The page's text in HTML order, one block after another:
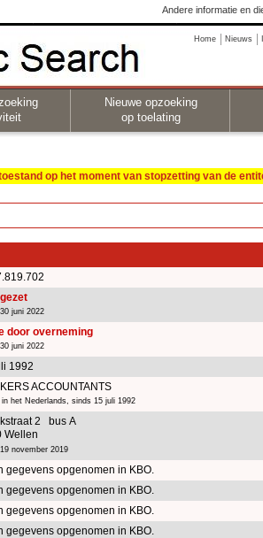
Andere informatie en
Home Nieuws
Nieuwe opzoeking
op toelating
op het moment van stopzetting van de
juni 2022
door overneming
juni 2022
1992
ACCOUNTANTS
in het Nederlands, sinds 15 juli 1992
2 bus A
Wellen
november 2019
gegevens opgenomen in KBO.
gegevens opgenomen in KBO.
gegevens opgenomen in KBO.
gegevens opgenomen in KBO.